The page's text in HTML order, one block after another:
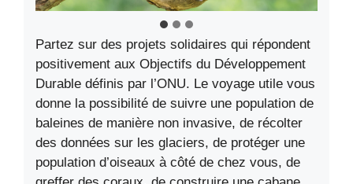
Partez sur des projets solidaires qui répondent
positivement aux Objectifs du Développement
Durable définis par l’ONU. Le voyage utile vous
donne la possibilité de suivre une population de
baleines de manière non invasive, de récolter
des données sur les glaciers, de protéger une
population d’oiseaux à côté de chez vous, de